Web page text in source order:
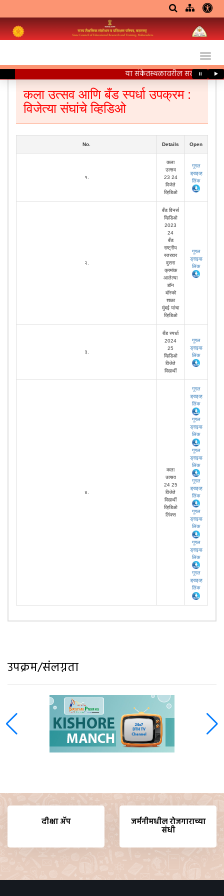
या संकेतस्थळावरील सर्व ⏸ ▶
कला उत्सव आणि बँड स्पर्धा उपक्रम :
विजेत्या संघांचे व्हिडिओ
No. Details Open
१.
कला
उत्सव
23 24
विजेते
व्हिडिओ
गूगल
ड्राइव्ह
लिंक
२.
बँड विनर्स
व्हिडिओ
2023
24
बँड
राष्ट्रीय
स्तरावर
दुसरा
क्रमांक
आलेल्या
डॉन
बॉस्को
शाळा
मुंबई यांचा
व्हिडिओ
गूगल
ड्राइव्ह
लिंक
३.
बँड स्पर्धा
2024
25
व्हिडिओ
विजेते
विद्यार्थी
गूगल
ड्राइव्ह
लिंक
४.
कला
उत्सव
24 25
विजेते
विद्यार्थी
व्हिडिओ
लिंक्स
गूगल
ड्राइव्ह
लिंक
गूगल
ड्राइव्ह
लिंक
गूगल
ड्राइव्ह
लिंक
गूगल
ड्राइव्ह
लिंक
गूगल
ड्राइव्ह
लिंक
गूगल
ड्राइव्ह
लिंक
गूगल
ड्राइव्ह
लिंक
उपक्रम/संलग्नता
दीक्षा ॲप जर्मनीमधील रोजगाराच्या
संधी